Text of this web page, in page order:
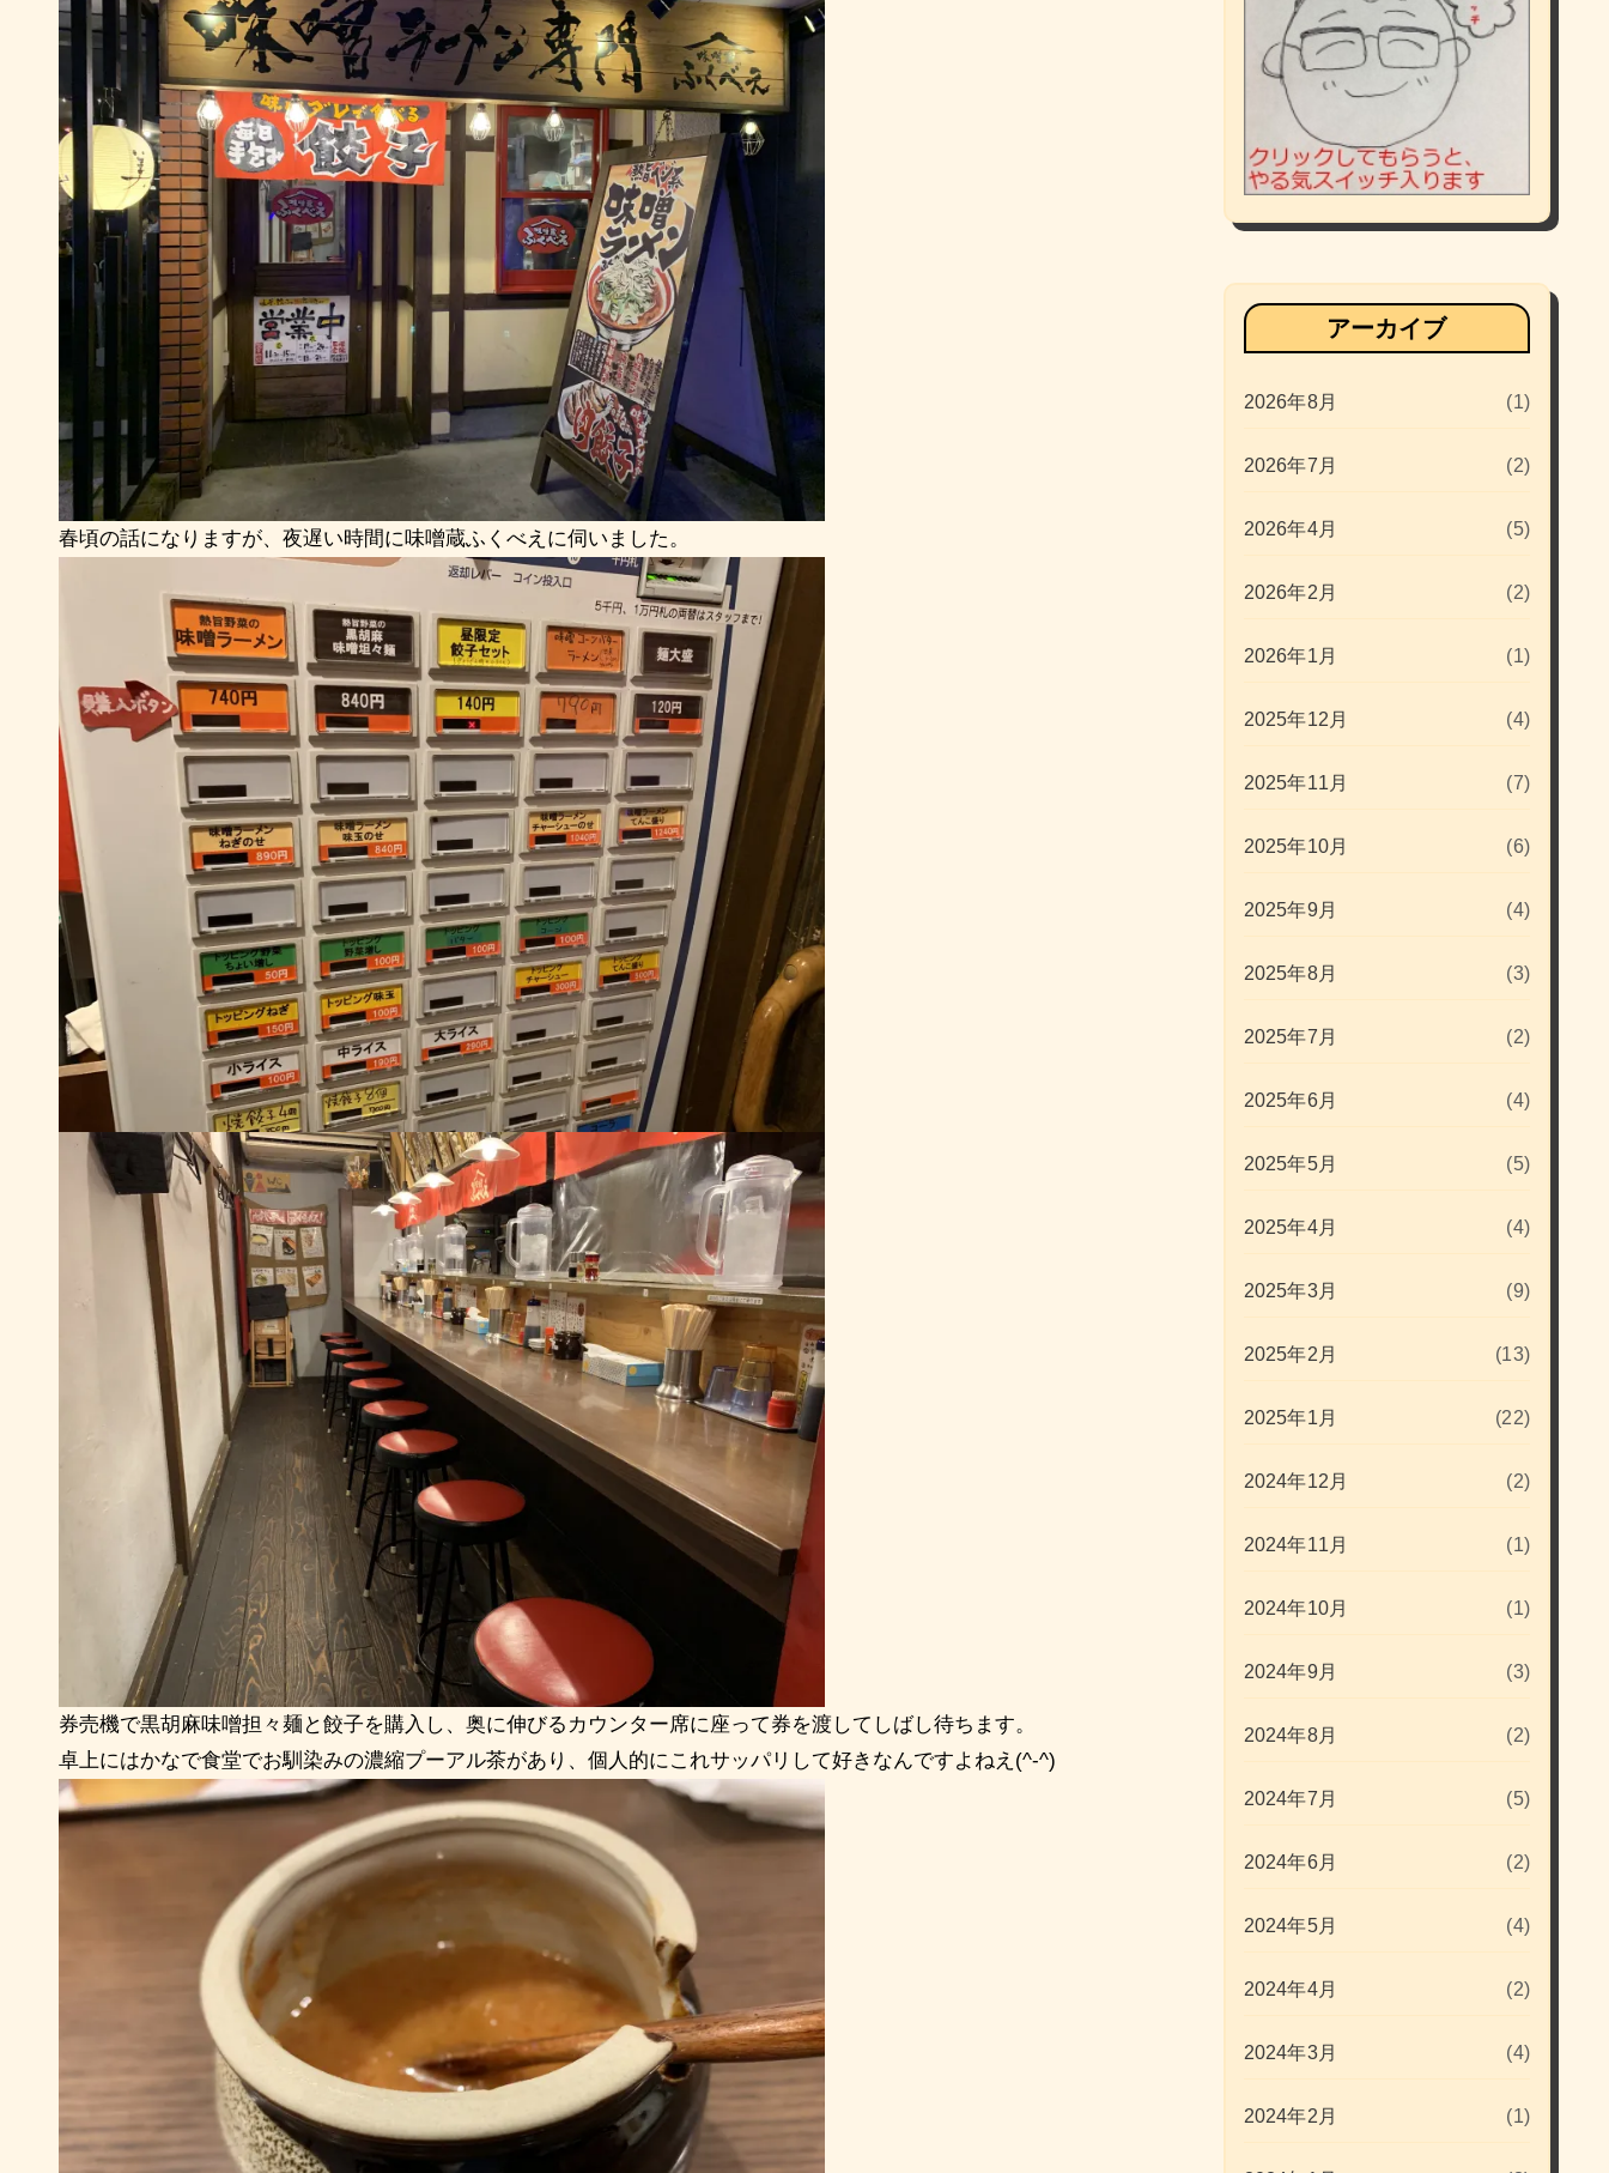
春頃の話になりますが、夜遅い時間に味噌蔵ふくべえに伺いました。
券売機で黒胡麻味噌担々麺と餃子を購入し、奥に伸びるカウンター席に座って券を渡してしばし待ちます。
卓上にはかなで食堂でお馴染みの濃縮プーアル茶があり、個人的にこれサッパリして好きなんですよねえ(^-^)
アーカイブ
2026年8月 (1)
2026年7月 (2)
2026年4月 (5)
2026年2月 (2)
2026年1月 (1)
2025年12月 (4)
2025年11月 (7)
2025年10月 (6)
2025年9月 (4)
2025年8月 (3)
2025年7月 (2)
2025年6月 (4)
2025年5月 (5)
2025年4月 (4)
2025年3月 (9)
2025年2月 (13)
2025年1月 (22)
2024年12月 (2)
2024年11月 (1)
2024年10月 (1)
2024年9月 (3)
2024年8月 (2)
2024年7月 (5)
2024年6月 (2)
2024年5月 (4)
2024年4月 (2)
2024年3月 (4)
2024年2月 (1)